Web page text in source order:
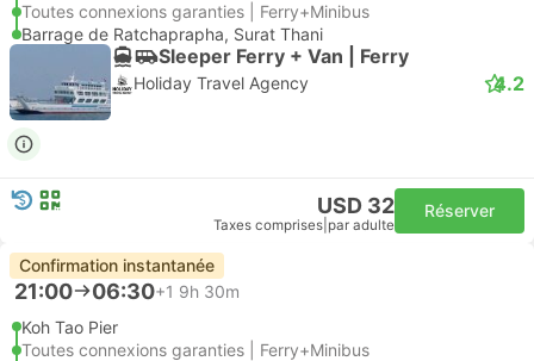
Toutes connexions garanties | Ferry+Minibus
Barrage de Ratchaprapha, Surat Thani
Sleeper Ferry + Van | Ferry
Holiday Travel Agency 4.2
USD 32
Taxes comprises par adulte
Réserver
Confirmation instantanée
21:00 06:30+1 9h 30m
Koh Tao Pier
Toutes connexions garanties | Ferry+Minibus